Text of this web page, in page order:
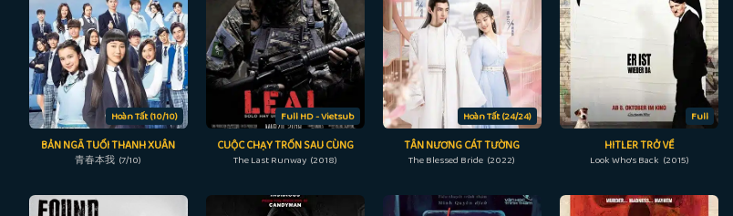
Hoàn Tất (10/10)
BẢN NGÃ TUỔI THANH XUÂN
青春本我 (7/10)
Full HD - Vietsub
CUỘC CHẠY TRỐN SAU CÙNG
The Last Runway (2018)
Hoàn Tất (24/24)
TÂN NƯƠNG CÁT TƯỜNG
The Blessed Bride (2022)
Full
HITLER TRỞ VỀ
Look Who's Back (2015)